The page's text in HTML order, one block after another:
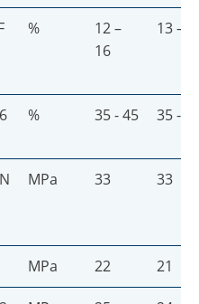
%
12 –
16
13 –
% 35 - 45 35 -
MPa 33 33
MPa 22 21